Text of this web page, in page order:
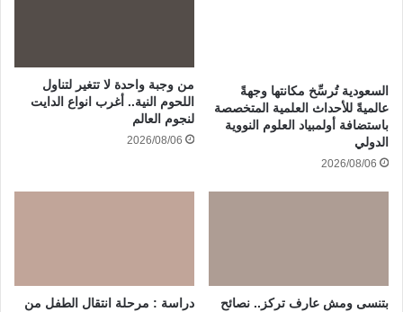
السعودية تُرسِّخ مكانتها وجهةً
عالميةً للأحداث العلمية المتخصصة
باستضافة أولمبياد العلوم النووية
الدولي
2026/08/06
من وجبة واحدة لا تتغير لتناول
اللحوم النية.. أغرب انواع الدايت
لنجوم العالم
2026/08/06
بتنسى ومش عارف تركز.. نصائح
دراسة : مرحلة انتقال الطفل من